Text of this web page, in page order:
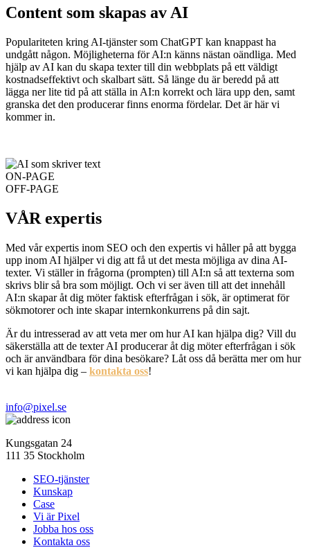
Content som skapas av AI
Populariteten kring AI-tjänster som ChatGPT kan knappast ha
undgått någon. Möjligheterna för AI:n känns nästan oändliga. Med
hjälp av AI kan du skapa texter till din webbplats på ett väldigt
kostnadseffektivt och skalbart sätt. Så länge du är beredd på att
lägga ner lite tid på att ställa in AI:n korrekt och lära upp den, samt
granska det den producerar finns enorma fördelar. Det är här vi
kommer in.
ON-PAGE
OFF-PAGE
VÅR expertis
Med vår expertis inom SEO och den expertis vi håller på att bygga
upp inom AI hjälper vi dig att få ut det mesta möjliga av dina AI-
texter. Vi ställer in frågorna (prompten) till AI:n så att texterna som
skrivs blir så bra som möjligt. Och vi ser även till att det innehåll
AI:n skapar åt dig möter faktisk efterfrågan i sök, är optimerat för
sökmotorer och inte skapar internkonkurrens på din sajt.
Är du intresserad av att veta mer om hur AI kan hjälpa dig? Vill du
säkerställa att de texter AI producerar åt dig möter efterfrågan i sök
och är användbara för dina besökare? Låt oss då berätta mer om hur
vi kan hjälpa dig – kontakta oss!
info@pixel.se
Kungsgatan 24
111 35 Stockholm
SEO-tjänster
Kunskap
Case
Vi är Pixel
Jobba hos oss
Kontakta oss